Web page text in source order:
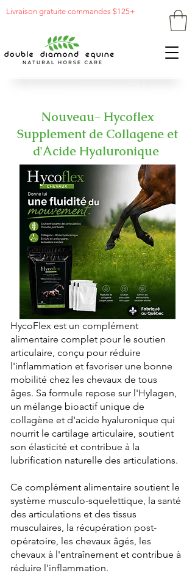
Livraison gratuite commandes $125+
Nouveau- Hycoflex
Supplement de Collagene et
d'Acide Hyaluronique
HycoFlex est un complément
alimentaire complet pour le soutien
articulaire, conçu pour réduire
l'inflammation et favoriser une bonne
mobilité chez les chevaux de tous
âges. Sa formule repose sur l'Hylagen,
un mélange bioactif unique de
collagène et d'acide hyaluronique qui
nourrit le cartilage articulaire, soutient
son élasticité et contribue à la
lubrification naturelle des articulations.
Ce complément alimentaire soutient le
système musculo-squelettique, la santé
des articulations et des tissus
musculaires, la récupération post-
opératoire, les chevaux âgés, les
chevaux à l'entraînement et contribue à
réduire l'inflammation.